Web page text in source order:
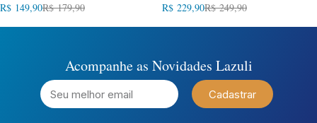
R$179,90
R$ 149,90
R$249,90
R$ 229,90
Acompanhe as Novidades Lazuli
Cadastrar